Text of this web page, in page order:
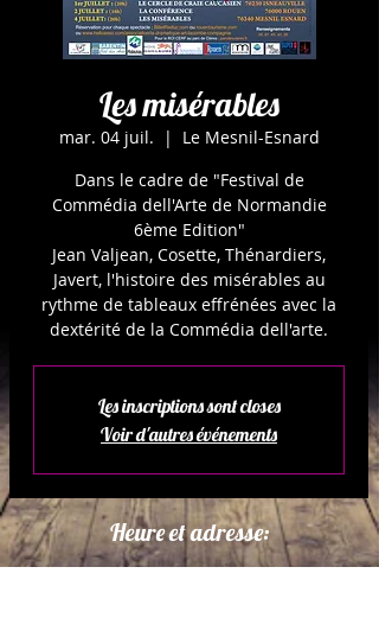
Les misérables
mar. 04 juil.
  |
Le Mesnil-Esnard
Dans le cadre de "Festival de
Commédia dell'Arte de Normandie
6ème Edition"
Jean Valjean, Cosette, Thénardiers,
Javert, l'histoire des misérables au
rythme de tableaux effrénées avec la
Les inscriptions sont closes
Voir d'autres événements
Heure et adresse: